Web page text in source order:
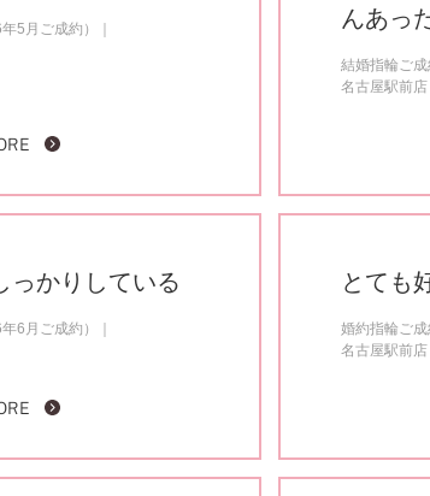
5月ご成約）
んあっ
結婚指輪ご
名古屋駅前店
っかりしている
6月ご成約）
とても
婚約指輪ご
名古屋駅前店